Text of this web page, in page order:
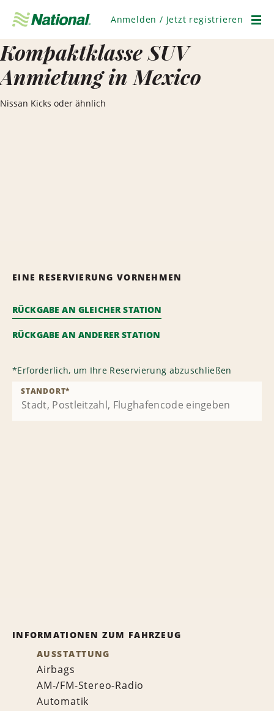
überspringen
Anmelden / Jetzt registrieren
Kompaktklasse SUV
Anmietung in Mexico
Nissan Kicks oder ähnlich
EINE RESERVIERUNG VORNEHMEN
RÜCKGABE AN GLEICHER STATION
RÜCKGABE AN ANDERER STATION
*Erforderlich, um Ihre Reservierung abzuschließen
STANDORT*
INFORMATIONEN ZUM FAHRZEUG
AUSSTATTUNG
Airbags
AM-/FM-Stereo-Radio
Automatik